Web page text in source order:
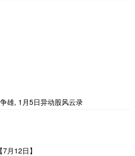
雄, 1月5日异动股风云录
月12日】